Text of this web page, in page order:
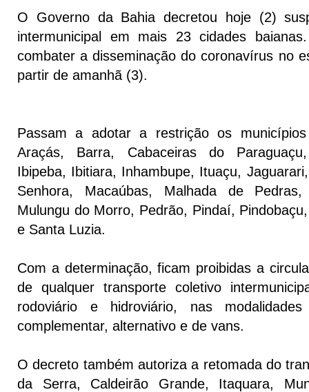
O Governo da Bahia decretou hoje (2)
intermunicipal em mais 23 cidades
combater a disseminação do coronavírus no
partir de amanhã (3).
Passam a adotar a restrição os
Araçás, Barra, Cabaceiras do
Ibipeba, Ibitiara, Inhambupe, Ituaçu,
Senhora, Macaúbas, Malhada de Pedras,
Mulungu do Morro, Pedrão, Pindaí,
e Santa Luzia.
Com a determinação, ficam proibidas a
de qualquer transporte coletivo
rodoviário e hidroviário, nas
complementar, alternativo e de vans.
O decreto também autoriza a retomada do
da Serra, Caldeirão Grande, Itaquara,